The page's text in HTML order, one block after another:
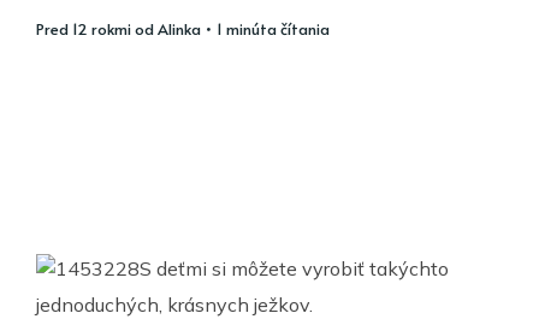
pred 12 rokmiodAlinka • 1 minúta čítania
S deťmi si môžete vyrobiť takýchto
jednoduchých, krásnych ježkov.